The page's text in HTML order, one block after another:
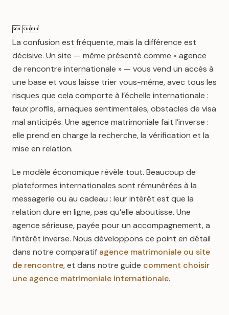
 
La confusion est fréquente, mais la différence est
décisive. Un site — même présenté comme « agence
de rencontre internationale » — vous vend un accès à
une base et vous laisse trier vous-même, avec tous les
risques que cela comporte à l’échelle internationale :
faux profils, arnaques sentimentales, obstacles de visa
mal anticipés. Une agence matrimoniale fait l’inverse :
elle prend en charge la recherche, la vérification et la
mise en relation.
Le modèle économique révèle tout. Beaucoup de
plateformes internationales sont rémunérées à la
messagerie ou au cadeau : leur intérêt est que la
relation dure en ligne, pas qu’elle aboutisse. Une
agence sérieuse, payée pour un accompagnement, a
l’intérêt inverse. Nous développons ce point en détail
dans notre comparatif agence matrimoniale ou site
de rencontre, et dans notre guide comment choisir
une agence matrimoniale internationale.